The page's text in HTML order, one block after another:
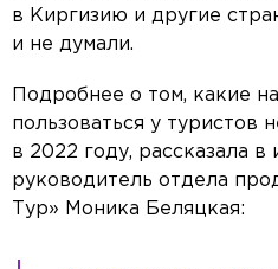
в Киргизию и другие
и не думали.
Подробнее о том, какие
пользоваться у туристов
в 2022 году, рассказала в
руководитель отдела
Тур» Моника Беляцкая: